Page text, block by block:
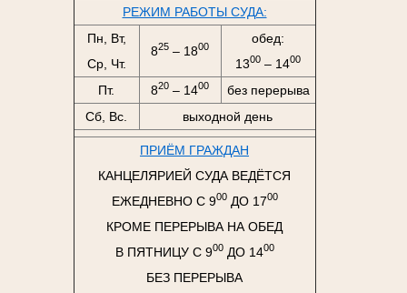
РЕЖИМ РАБОТЫ СУДА:
Пн, Вт,
Ср, Чт.
825 – 1800
обед:
1300 – 1400
Пт. 820 – 1400
без перерыва
Сб, Вс.
выходной день
ПРИЁМ ГРАЖДАН
КАНЦЕЛЯРИЕЙ СУДА ВЕДЁТСЯ
ЕЖЕДНЕВНО С 900ДО 1700
КРОМЕ ПЕРЕРЫВА НА ОБЕД
В ПЯТНИЦУ С 900ДО 1400
БЕЗ ПЕРЕРЫВА